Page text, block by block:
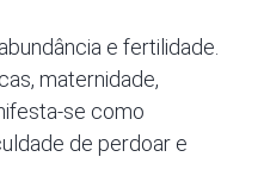
e fertilidade.
maternidade,
se como
de perdoar e